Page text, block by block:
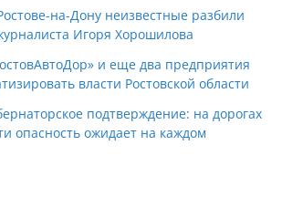
на-Дону неизвестные разбили
Игоря Хорошилова
и еще два предприятия
власти Ростовской области
подтверждение: на дорогах
опасность ожидает на каждом